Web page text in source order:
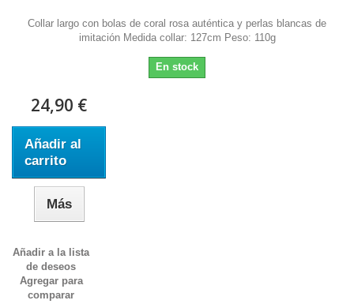
Collar largo con bolas de coral rosa auténtica y perlas blancas de
imitación Medida collar: 127cm Peso: 110g
En stock
24,90 €
Añadir al
carrito
Más
Añadir a la lista
de deseos
Agregar para
comparar